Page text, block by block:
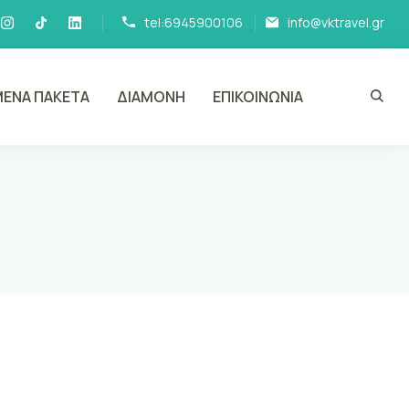
tel:6945900106 info@vktravel.gr
ΠΑΚΕΤΑ ΔΙΑΜΟΝΗ ΕΠΙΚΟΙΝΩΝΙΑ